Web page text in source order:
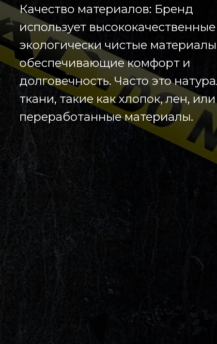
Качество материалов: Бренд
использует
экологически чистые
обеспечивающие комфорт и
долговечность. Часто это
ткани, такие как хлопок, лен, или
переработанные материалы.